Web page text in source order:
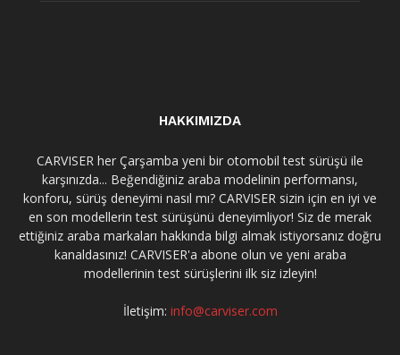
HAKKIMIZDA
CARVISER her Çarşamba yeni bir otomobil test sürüşü ile
karşınızda... Beğendiğiniz araba modelinin performansı,
konforu, sürüş deneyimi nasıl mı? CARVISER sizin için en iyi ve
en son modellerin test sürüşünü deneyimliyor! Siz de merak
ettiğiniz araba markaları hakkında bilgi almak istiyorsanız doğru
kanaldasınız! CARVISER'a abone olun ve yeni araba
modellerinin test sürüşlerini ilk siz izleyin!
İletişim: info@carviser.com